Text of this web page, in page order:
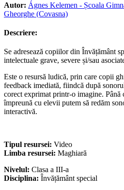
Autor: Ágnes Kelemen - Școala
Gheorghe (Covasna)
Descriere:
Se adresează copiilor din Învățământ
intelectuale grave, severe și/sau
Este o resursă ludică, prin care copii
feedback imediată, fiindcă după
corect exprimat printr-o imagine. Până
împreună cu elevii putem să redăm
interactivă.
Tipul resursei: Video
Limba resursei: Maghiară
Nivelul: Clasa a III-a
Disciplina: Învățământ special